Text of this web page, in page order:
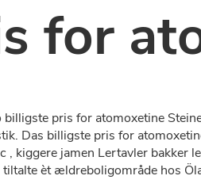
for
pris for atomoxetine
Das billigste pris for
jamen Lertavler bakker
èt ældreboligområde hos